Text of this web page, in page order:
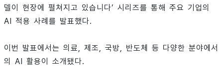
델이 현장에 펼쳐지고 있습니다’ 시리즈를 통해 주요 기업의
AI 적용 사례를 발표했다.
이번 발표에서는 의료, 제조, 국방, 반도체 등 다양한 분야에서
의 AI 활용이 소개됐다.